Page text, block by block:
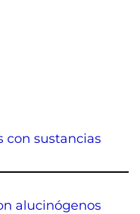
con sustancias
alucinógenos